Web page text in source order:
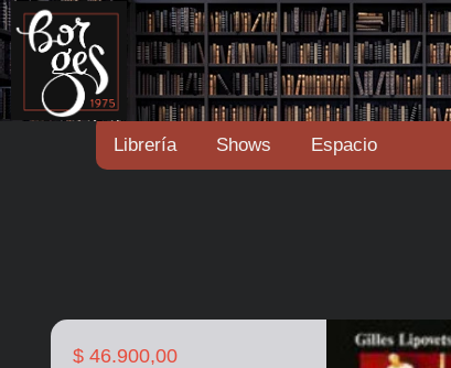
Librería Shows Espacio
$ 46.900,00